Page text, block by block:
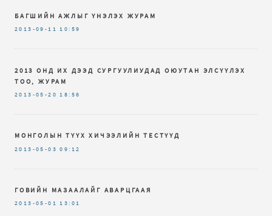
БАГШИЙН АЖЛЫГ ҮНЭЛЭХ ЖУРАМ
2013-09-11 10:59
2013 ОНД ИХ ДЭЭД СУРГУУЛИУДАД ОЮУТАН ЭЛСҮҮЛЭХ
ТОО, ЖУРАМ
2013-05-20 18:56
МОНГОЛЫН ТҮҮХ ХИЧЭЭЛИЙН ТЕСТҮҮД
2013-05-03 09:12
ГОВИЙН МАЗААЛАЙГ АВАРЦГААЯ
2013-05-01 13:01